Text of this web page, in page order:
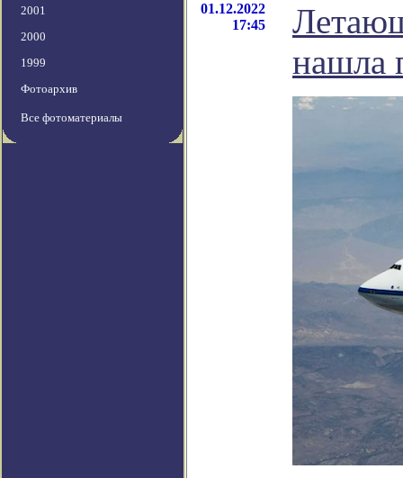
2001
2000
1999
Фотоархив
Все фотоматериалы
01.12.2022
17:45
нашла